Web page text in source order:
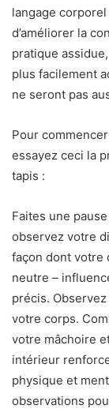
langage
d’améliorer la
pratique
plus facilement
ne seront pas
Pour
essayez ceci la
tapis :
Faites une
observez votre
façon dont votre
neutre –
précis.
votre corps.
votre mâchoire
intérieur
physique et
observations